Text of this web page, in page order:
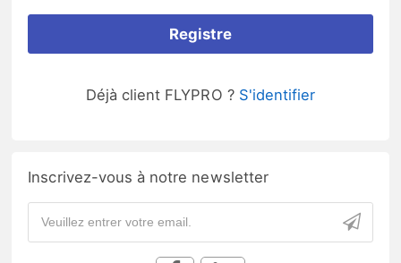
Registre
Déjà client FLYPRO ? S'identifier
Inscrivez-vous à notre newsletter